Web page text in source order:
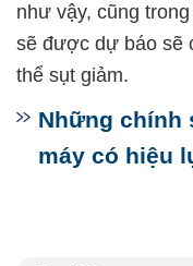
như vậy, cũng
sẽ được dự báo sẽ
thể sụt giảm.
Những chính
máy có hiệu